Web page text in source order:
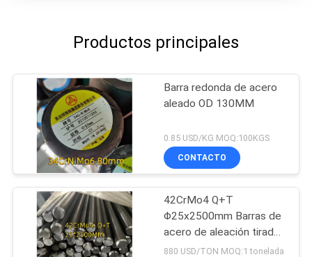
Productos principales
Barra redonda de acero
aleado OD 130MM
0.85 USD/KG MOQ:100KGS
CONTACTO
42CrMo4 Q+T
Φ25x2500mm Barras de
acero de aleación tiradas
en frío 42CrMo4
880 USD/TON MOQ:1 tonelada